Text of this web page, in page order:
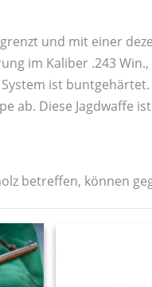
und mit einer
im Kaliber .243
ist
ab. Diese Jagdwaffe
betreffen, können